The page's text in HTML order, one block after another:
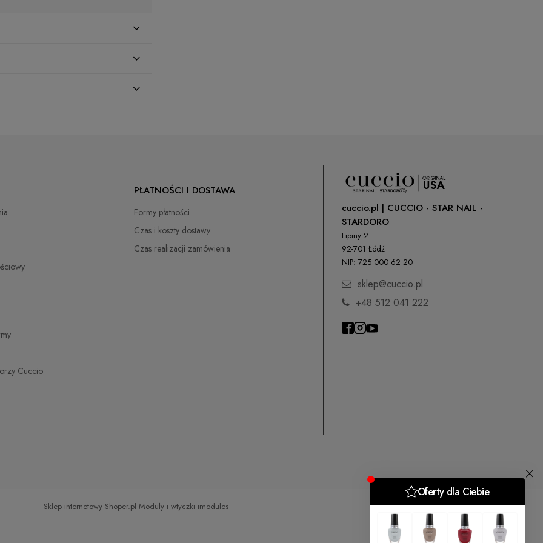
PŁATNOŚCI I DOSTAWA
Formy płatności
Czas i koszty dostawy
Czas realizacji zamówienia
Cuccio
cuccio.pl | CUCCIO - STAR NAIL -
STARDORO
Lipiny 2
92-701 Łódź
NIP: 725 000 62 20
sklep@cuccio.pl
+48 512 041 222
Sklep internetowy Shoper.pl Moduły i wtyczki imodules